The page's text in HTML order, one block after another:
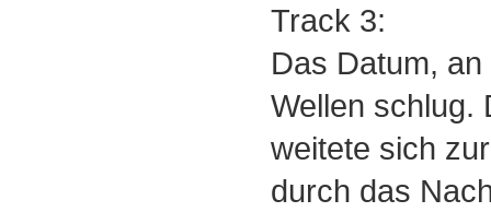
Track 3:
Das Datum,
Wellen schlug.
weitete sich
durch das